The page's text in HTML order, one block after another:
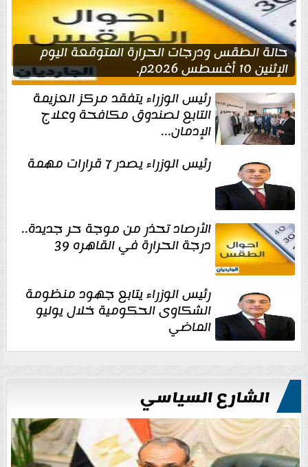
حالة الطقس ودرجات الحرارة المتوقعة اليوم
الإثنين 10 أغسطس 2026م.
رئيس الوزراء يتفقد مركز العزيمة
التابع لصندوق مكافحة وعلاج
الإدمان...
رئيس الوزراء يصدر 7 قرارات مهمة
الأرصاد تحذر من موجة حر جديدة..
درجة الحرارة في القاهره 39
رئيس الوزراء يتابع جهود منظومة
الشكاوى الحكومية خلال يوليو
الماضي
الشارع السياسي